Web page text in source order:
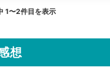
1〜2件目を表示
想